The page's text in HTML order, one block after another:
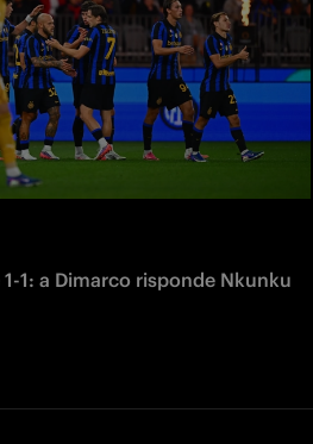
1: a Dimarco risponde Nkunku